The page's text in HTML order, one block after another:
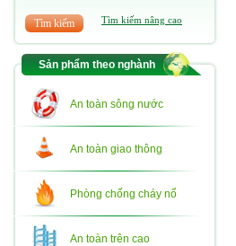
Tìm kiếm nâng cao
Sản phẩm theo nghành
An toàn sông nước
An toàn giao thông
Phòng chống cháy nổ
An toàn trên cao